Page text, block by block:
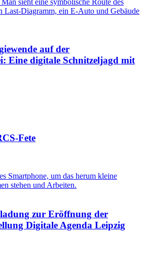
auf der
Eine digitale Schnitzeljagd mit
Fete
zur Eröffnung der
Digitale Agenda Leipzig